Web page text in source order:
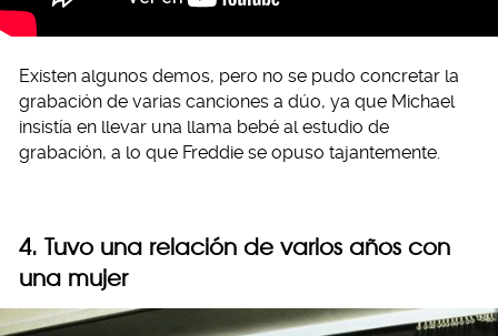
Existen algunos demos, pero no se pudo concretar la
grabación de varias canciones a dúo, ya que Michael
insistía en llevar una llama bebé al estudio de
grabación, a lo que Freddie se opuso tajantemente.
4. Tuvo una relación de varios años con
una mujer